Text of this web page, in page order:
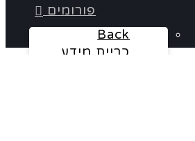
פורומים
Back
כריית מידע